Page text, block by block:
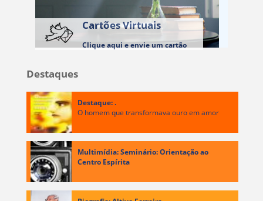
Cartões Virtuais
Clique aqui e envie um cartão
Destaques
Destaque: .
O homem que transformava ouro em amor
Multimídia: Seminário: Orientação ao
Centro Espírita